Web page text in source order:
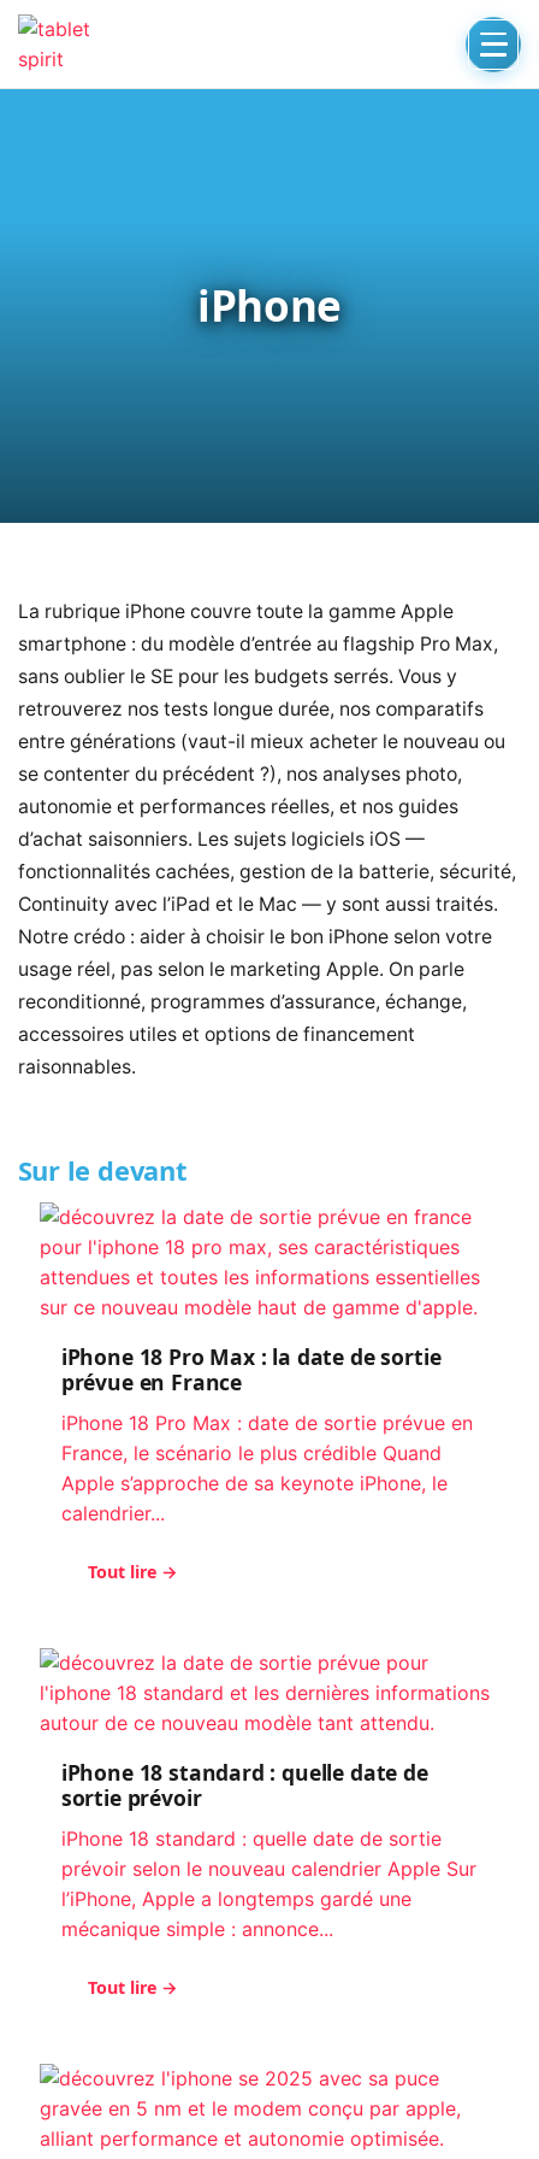
iPhone
La rubrique iPhone couvre toute la gamme Apple
smartphone : du modèle d’entrée au flagship Pro Max,
sans oublier le SE pour les budgets serrés. Vous y
retrouverez nos tests longue durée, nos comparatifs
entre générations (vaut-il mieux acheter le nouveau ou
se contenter du précédent ?), nos analyses photo,
autonomie et performances réelles, et nos guides
d’achat saisonniers. Les sujets logiciels iOS —
fonctionnalités cachées, gestion de la batterie, sécurité,
Continuity avec l’iPad et le Mac — y sont aussi traités.
Notre crédo : aider à choisir le bon iPhone selon votre
usage réel, pas selon le marketing Apple. On parle
reconditionné, programmes d’assurance, échange,
accessoires utiles et options de financement
raisonnables.
Sur le devant
iPhone 18 Pro Max : la date de sortie
prévue en France
iPhone 18 Pro Max : date de sortie prévue en
France, le scénario le plus crédible Quand
Apple s’approche de sa keynote iPhone, le
calendrier...
Tout lire →
iPhone 18 standard : quelle date de
sortie prévoir
iPhone 18 standard : quelle date de sortie
prévoir selon le nouveau calendrier Apple Sur
l’iPhone, Apple a longtemps gardé une
mécanique simple : annonce...
Tout lire →